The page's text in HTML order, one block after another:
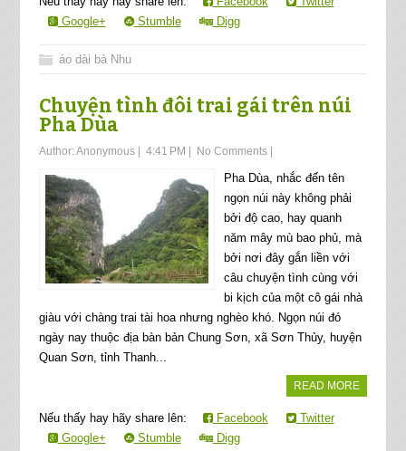
Google+
Stumble Digg
áo dài bà Nhu
Chuyện tình đôi trai gái trên núi
Pha Dùa
Author:Anonymous| 4:41 PM No Comments|
Pha Dùa, nhắc đến tên
ngọn núi này không phải
bởi độ cao, hay quanh
năm mây mù bao phủ, mà
bởi nơi đây gắn liền với
câu chuyện tình cùng với
bi kịch của một cô gái nhà
giàu với chàng trai tài hoa nhưng nghèo khó. Ngọn núi đó
ngày nay thuộc địa bàn bản Chung Sơn, xã Sơn Thủy, huyện
Quan Sơn, tỉnh Thanh...
READ MORE
Nếu thấy hay hãy share lên: Facebook
Twitter
Google+
Stumble Digg